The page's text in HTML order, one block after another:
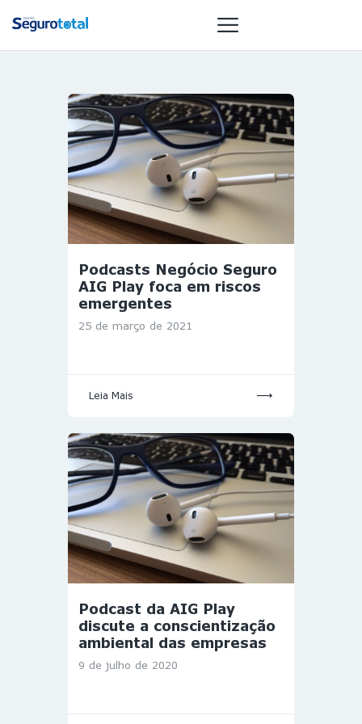
NOTÍCIAS
REVISTA
ESPECIAIS
GAIVOTA DE
OURO
ST SUMMIT
GESTORAS
HOMEST
HOME
Podcasts Negócio Seguro
AIG Play foca em riscos
emergentes
25 de março de 2021
Leia Mais
Podcast da AIG Play
discute a conscientização
ambiental das empresas
9 de julho de 2020